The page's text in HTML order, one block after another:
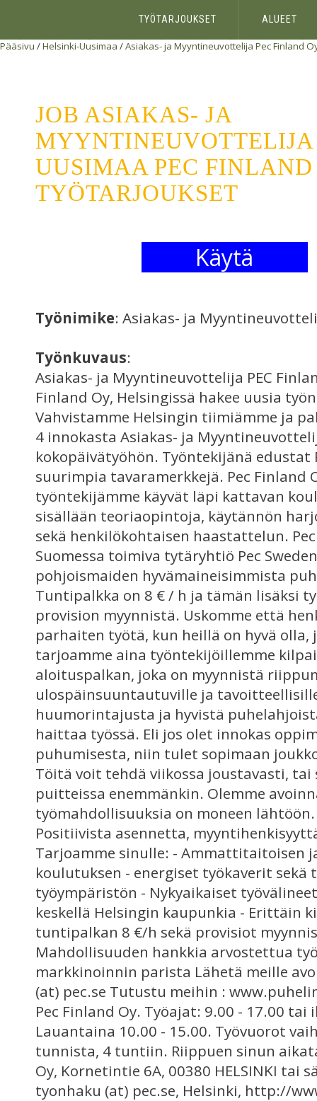
TYÖTARJOUKSET ALUEET
Pääsivu /Helsinki-Uusimaa /Asiakas- ja Myyntineuvottelija Pec Finland
JOB ASIAKAS- JA
UUSIMAA PEC
TYÖTARJOUKSET
Käytä
Työnimike: Asiakas- ja
Työnkuvaus:
Asiakas- ja Myyntineuvottelija PEC
Finland Oy, Helsingissä hakee uusia
Vahvistamme Helsingin tiimiämme ja
4 innokasta Asiakas- ja
kokopäivätyöhön. Työntekijänä edustat
suurimpia tavaramerkkejä. Pec Finland
työntekijämme käyvät läpi kattavan
sisällään teoriaopintoja, käytännön
sekä henkilökohtaisen haastattelun.
Suomessa toimiva tytäryhtiö Pec
pohjoismaiden hyvämaineisimmista
Tuntipalkka on 8 € / h ja tämän lisäksi
provision myynnistä. Uskomme että
parhaiten työtä, kun heillä on hyvä olla,
tarjoamme aina työntekijöillemme
aloituspalkan, joka on myynnistä
ulospäinsuuntautuville ja
huumorintajusta ja hyvistä
haittaa työssä. Eli jos olet innokas
puhumisesta, niin tulet sopimaan
Töitä voit tehdä viikossa joustavasti,
puitteissa enemmänkin. Olemme
työmahdollisuuksia on moneen
Positiivista asennetta,
Tarjoamme sinulle: - Ammattitaitoisen
koulutuksen - energiset työkaverit sekä
työympäristön - Nykyaikaiset
keskellä Helsingin kaupunkia - Erittäin
tuntipalkan 8 €/h sekä provisiot
Mahdollisuuden hankkia arvostettua
markkinoinnin parista Lähetä meille
(at) pec.se Tutustu meihin :
Pec Finland Oy. Työajat: 9.00 - 17.00 tai
Lauantaina 10.00 - 15.00. Työvuorot
tunnista, 4 tuntiin. Riippuen sinun
Oy, Kornetintie 6A, 00380 HELSINKI tai
tyonhaku (at) pec.se, Helsinki, http://